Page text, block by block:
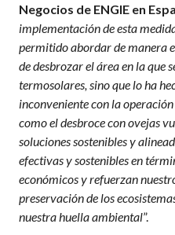
Negocios de ENGIE en
implementación de esta
permitido abordar de manera
de desbrozar el área en la que
termosolares, sino que lo ha
inconveniente con la
como el desbroce con ovejas
soluciones sostenibles y
efectivas y sostenibles en
económicos y refuerzan
preservación de los
nuestra huella ambiental”.